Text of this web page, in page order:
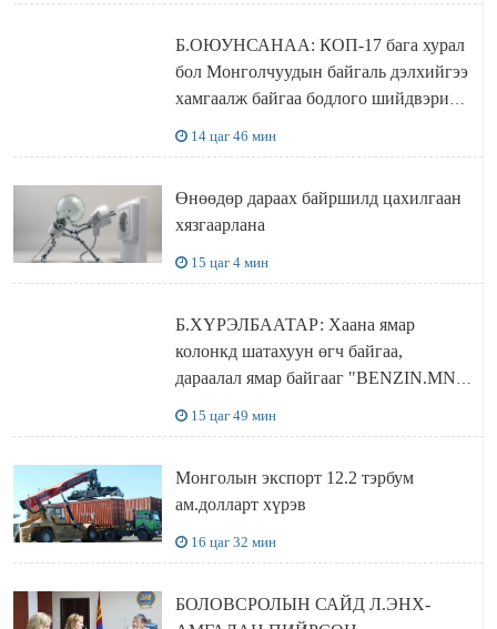
Б.ОЮУНСАНАА: КОП-17 бага хурал
бол Монголчуудын байгаль дэлхийгээ
хамгаалж байгаа бодлого шийдвэрийг
14 цаг 46 мин
Өнөөдөр дараах байршилд цахилгаан
хязгаарлана
15 цаг 4 мин
Б.ХҮРЭЛБААТАР: Хаана ямар
колонкд шатахуун өгч байгаа,
дараалал ямар байгааг "BENZIN.MN”
15 цаг 49 мин
Монголын экспорт 12.2 тэрбум
ам.долларт хүрэв
16 цаг 32 мин
БОЛОВСРОЛЫН САЙД Л.ЭНХ-